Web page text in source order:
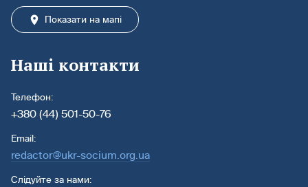
Показати на мапі
Наші контакти
Телефон:
+380 (44) 501-50-76
Email:
redactor@ukr-socium.org.ua
Слідуйте за нами: